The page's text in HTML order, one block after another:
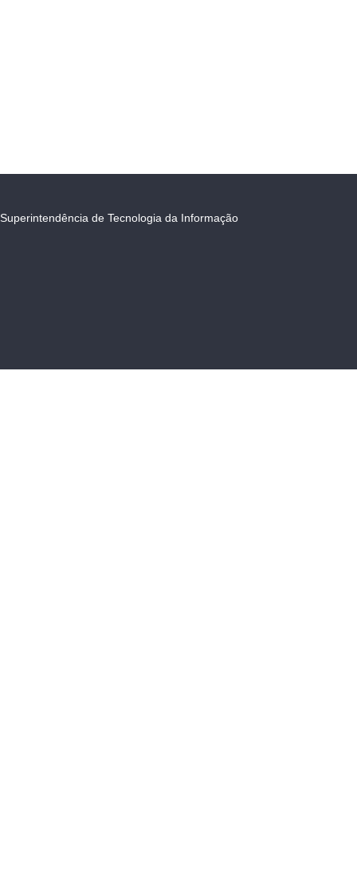
Superintendência de Tecnologia da Informação